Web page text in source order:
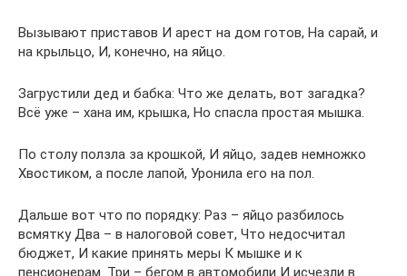
Вызывают приставов И арест на дом готов, На сарай, и
на крыльцо, И, конечно, на яйцо.
Загрустили дед и бабка: Что же делать, вот загадка?
Всё уже – хана им, крышка, Но спасла простая мышка.
По столу ползла за крошкой, И яйцо, задев немножко
Хвостиком, а после лапой, Уронила его на пол.
Дальше вот что по порядку: Раз – яйцо разбилось
всмятку Два – в налоговой совет, Что недосчитал
бюджет, И какие принять меры К мышке и к
пенсионерам. Три – бегом в автомобили И исчезли в